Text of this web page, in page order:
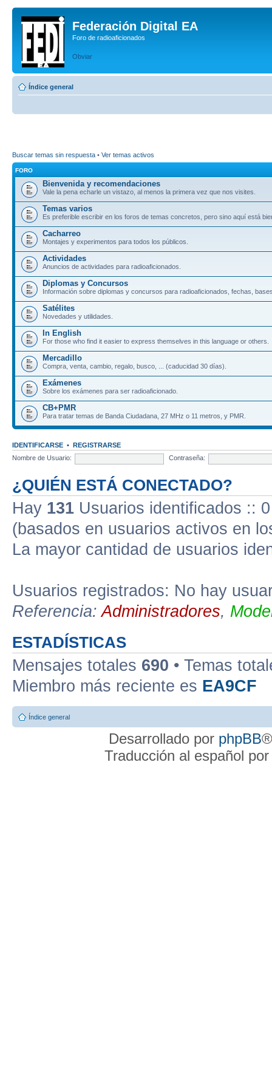
Federación Digital EA
Foro de radioaficionados
Obviar
Índice general
Buscar temas sin respuesta • Ver temas activos
FORO
Bienvenida y recomendaciones
Vale la pena echarle un vistazo, al menos la primera vez que nos visites.
Temas varios
Es preferible escribir en los foros de temas concretos, pero sino aquí está
Cacharreo
Montajes y experimentos para todos los públicos.
Actividades
Anuncios de actividades para radioaficionados.
Diplomas y Concursos
Información sobre diplomas y concursos para radioaficionados, fechas,
Satélites
Novedades y utilidades.
In English
For those who find it easier to express themselves in this language or others.
Mercadillo
Compra, venta, cambio, regalo, busco, ... (caducidad 30 días).
Exámenes
Sobre los exámenes para ser radioaficionado.
CB+PMR
Para tratar temas de Banda Ciudadana, 27 MHz o 11 metros, y PMR.
IDENTIFICARSE • REGISTRARSE
Nombre de Usuario:
Contraseña:
¿QUIÉN ESTÁ CONECTADO?
Hay 131 Usuarios identificados ::
(basados en usuarios activos en
La mayor cantidad de usuarios
Usuarios registrados: No hay
Referencia:Administradores,
ESTADÍSTICAS
Mensajes totales 690 • Temas
Miembro más reciente es EA9CF
Índice general
Desarrollado por phpBB
Traducción al español